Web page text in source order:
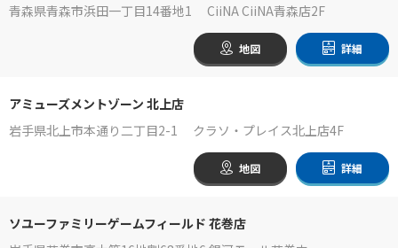
青森県青森市浜田一丁目14番地1 CiiNA CiiNA青森店2F
地図 詳細
アミューズメントゾーン 北上店
岩手県北上市本通り二丁目2-1 クラソ・プレイス北上店4F
地図 詳細
ソユーファミリーゲームフィールド 花巻店